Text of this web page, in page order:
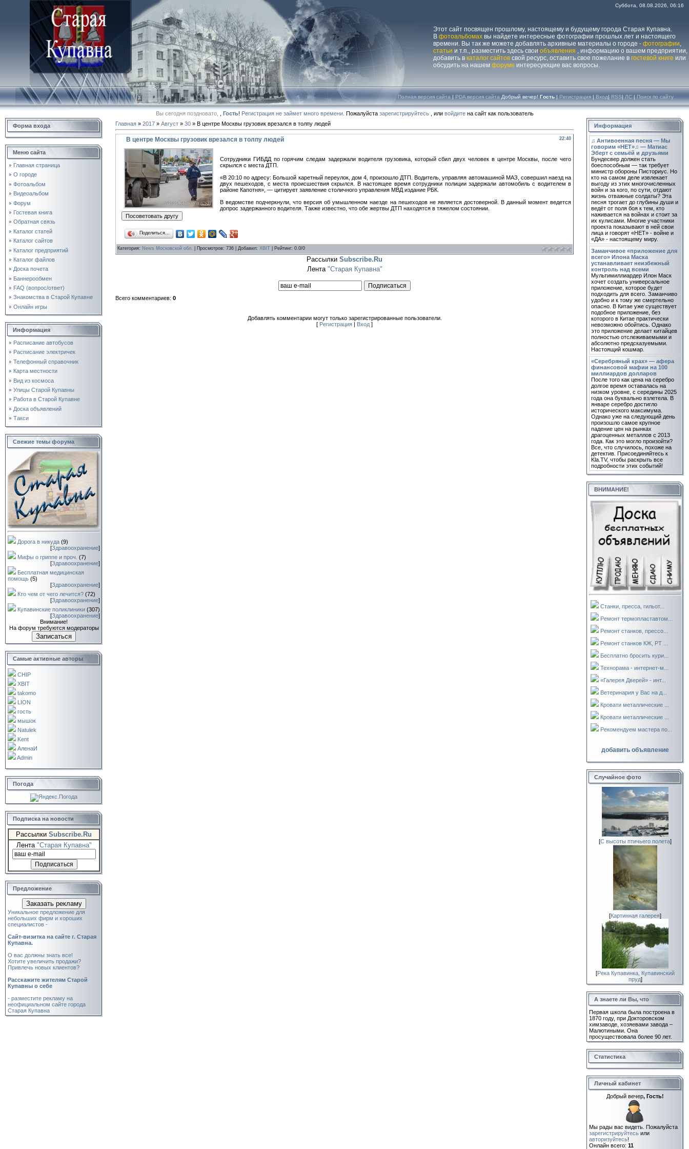
Этот сайт посвящен прошлому, настоящему и будущему города Старая Купавна.
В фотоальбомах вы найдете интересные фотографии прошлых лет и настоящего
времени. Вы так же можете добавлять архивные материалы о городе - фотографии,
статьи и т.п., разместить здесь свои объявления , информацию о вашем предприятии,
добавить в каталог сайтов свой ресурс, оставить свое пожелание в гостевой книге или
обсудить на нашем форуме интересующие вас вопросы.
Суббота, 08.08.2026, 06:16
Полная версия сайта | PDA версия сайта Добрый вечер! Гость | Регистрация | Вход| RSS| ЛС | Поиск по сайту
Вы сегодня поздновато, Гость! Регистрация не займет много времени. Пожалуйста зарегистрируйтесь, или войдитена сайт как пользователь
Форма входа
Меню сайта
Главная страница
О городе
Фотоальбом
Видеоальбом
Форум
Гостевая книга
Обратная связь
Каталог статей
Каталог сайтов
Каталог предприятий
Каталог файлов
Доска почета
Баннерообмен
FAQ (вопрос/ответ)
Знакомства в Старой Купавне
Онлайн игры
Информация
Расписание автобусов
Расписание электричек
Телефонный справочник
Карта местности
Вид из космоса
Улицы Старой Купавны
Работа в Старой Купавне
Доска объявлений
Такси
Свежие темы форума
Дорога в никуда (9)
[Здравоохранение]
Мифы о гриппе и проч. (7)
[Здравоохранение]
Бесплатная медицинская
помощь (5)
[Здравоохранение]
Кто чем от чего лечится? (72)
[Здравоохранение]
Купавинские поликлиники (307)
[Здравоохранение]
Внимание!
На форум требуются модераторы
Записаться
Самые активные авторы
CHIP
XBIT
takomo
LION
гость
мышок
Natulek
Kent
АленаИ
Admin
Погода
Подписка на новости
Рассылки Subscribe.Ru
Лента "Старая Купавна"
Предложение
Заказать рекламу
Уникальное предложение для
небольших фирм и хороших
специалистов -
Cайт-визитка на сайте г. Старая
Купавна.
О вас должны знать все!
Хотите увеличить продажи?
Привлечь новых клиентов?
Расскажите жителям Старой
Купавны о себе
- разместите рекламу на
неофициальном сайте города
Старая Купавна
Главная » 2017 » Август » 30 » В центре Москвы грузовик врезался в толпу людей
22:40
В центре Москвы грузовик врезался в толпу людей
Сотрудники ГИБДД по горячим следам задержали водителя грузовика, который сбил двух человек в центре Москвы, после чего
скрылся с места ДТП.
«В 20:10 по адресу: Большой каретный переулок, дом 4, произошло ДТП. Водитель, управляя автомашиной МАЗ, совершил наезд на
двух пешеходов, с места происшествия скрылся. В настоящее время сотрудники полиции задержали автомобиль с водителем в
районе Капотня», — цитирует заявление столичного управления МВД издание РБК.
В ведомстве подчеркнули, что версия об умышленном наезде на пешеходов не является достоверной. В данный момент ведется
допрос задержанного водителя. Также известно, что обе жертвы ДТП находятся в тяжелом состоянии.
Поделиться…
Категория: News Московской обл. Просмотров: 736 | Добавил: XBIT Рейтинг: 0.0/0
Рассылки Subscribe.Ru
Лента "Старая Купавна"
Всего комментариев: 0
Добавлять комментарии могут только зарегистрированные пользователи.
[ Регистрация | Вход ]
Информация
♫ Антивоенная песня — Мы
говорим «НЕТ»♫ — Матиас
Эберт с семьёй и друзьями
Бундесвер должен стать
боеспособным — так требует
министр обороны Писториус. Но
кто на самом деле извлекает
выгоду из этих многочисленных
войн и за кого, по сути, отдают
жизнь отважные солдаты? Эта
песня трогает до глубины души и
ведёт от поля боя к тем, кто
наживается на войнах и стоит за
их кулисами. Многие участники
проекта показывают в ней свои
лица и говорят «НЕТ» - войне и
«ДА» - настоящему миру.
Заманчивое «приложение для
всего» Илона Маска
устанавливает неизбежный
контроль над всеми
Мультимиллиардер Илон Маск
хочет создать универсальное
приложение, которое будет
подходить для всего. Заманчиво
удобно и к тому же смертельно
опасно. В Китае уже существует
подобное приложение, без
которого в Китае практически
невозможно обойтись. Однако
это приложение делает китайцев
полностью отслеживаемыми и
абсолютно предсказуемыми.
Настоящий кошмар.
«Серебряный крах» — афера
финансовой мафии на 100
миллиардов долларов
После того как цена на серебро
долгое время оставалась на
низком уровне, с середины 2025
года она буквально взлетела. В
январе серебро достигло
исторического максимума.
Однако уже на следующий день
произошло самое крупное
падение цен на рынках
драгоценных металлов с 2013
года. Как это могло произойти?
Все, что случилось, похоже на
детектив. Присоединяйтесь к
Kla.TV, чтобы раскрыть все
подробности этих событий!
ВНИМАНИЕ!
Станки, пресса, гильот...
Ремонт термопластавтом...
Ремонт станков, прессо...
Ремонт станков КЖ, РТ ...
Бесплатно бросить кури...
Технорама - интернет-м...
«Галерея Дверей» - инт...
Ветеринария у Вас на д...
Кровати металлические ...
Кровати металлические ...
Рекомендуем мастера по...
добавить объявление
Случайное фото
[С высоты птичьего полета]
[Картинная галерея]
[Река Купавинка, Купавинский
пруд]
А знаете ли Вы, что
Первая школа была построена в
1870 году, при Докторовском
химзаводе, хозяевами завода –
Малютиными. Она
просуществовала более 90 лет.
Статистика
Личный кабинет
Добрый вечер, Гость!
Мы рады вас видеть. Пожалуйста
зарегистрируйтесь или
авторизуйтесь!
Онлайн всего: 11